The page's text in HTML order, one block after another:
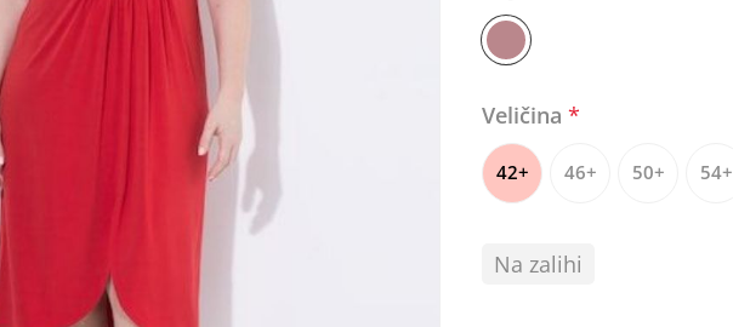
Veličina*
42+ 46+ 50+ 54+
Na zalihi